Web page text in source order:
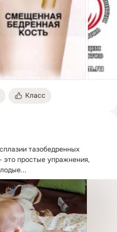
Класс
тазобедренных
это простые упражнения,